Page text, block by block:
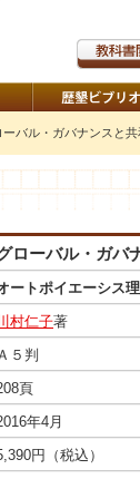
ーバル・ガバナンスと
ローバル・ガバ
ートポイエーシス
村仁子著
Ａ５判
頁
年4月
円（税込）